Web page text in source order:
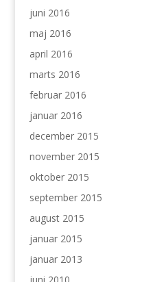
juni 2016
maj 2016
april 2016
marts 2016
februar 2016
januar 2016
december 2015
november 2015
oktober 2015
september 2015
august 2015
januar 2015
januar 2013